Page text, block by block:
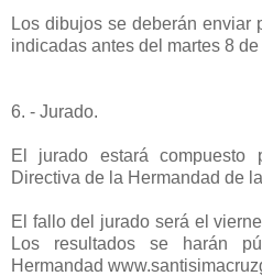
Los dibujos se deberán enviar
indicadas antes del martes 8
6. - Jurado.
El jurado estará compuesto
Directiva de la Hermandad de
El fallo del jurado será el
Los resultados se harán
Hermandad